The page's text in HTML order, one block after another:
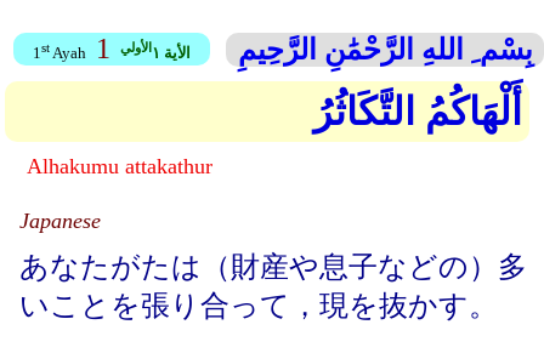
1stAyah 1 الأية ١ الأولي بِسْم ِ اللهِ الرَّحْمَٰنِ الرَّحِيمِ
أَلْهَاكُمُ التَّكَاثُرُ
Alhakumu attakathur
Japanese
あなたがたは（財産や息子などの）多
いことを張り合って，現を抜かす。